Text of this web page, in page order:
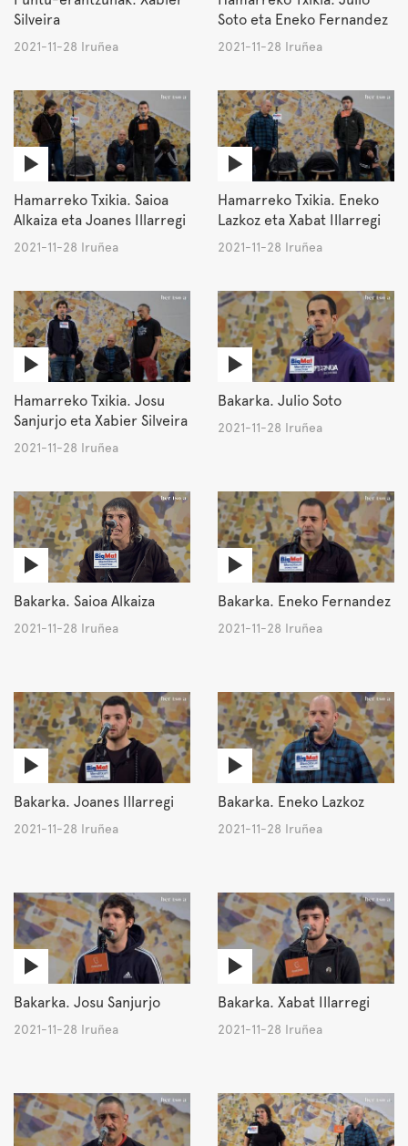
Silveira
2021-11-28 Iruñea
Soto eta Eneko Fernandez
2021-11-28 Iruñea
Hamarreko Txikia. Saioa
Alkaiza eta Joanes Illarregi
2021-11-28 Iruñea
Hamarreko Txikia. Eneko
Lazkoz eta Xabat Illarregi
2021-11-28 Iruñea
Hamarreko Txikia. Josu
Sanjurjo eta Xabier Silveira
2021-11-28 Iruñea
Bakarka. Julio Soto
2021-11-28 Iruñea
Bakarka. Saioa Alkaiza
2021-11-28 Iruñea
Bakarka. Eneko Fernandez
2021-11-28 Iruñea
Bakarka. Joanes Illarregi
2021-11-28 Iruñea
Bakarka. Eneko Lazkoz
2021-11-28 Iruñea
Bakarka. Josu Sanjurjo
2021-11-28 Iruñea
Bakarka. Xabat Illarregi
2021-11-28 Iruñea